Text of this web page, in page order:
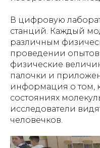
В цифровую
станций. Каждый
различным
проведении
физические
палочки и
информация о том,
состояниях
исследователи
человечков.